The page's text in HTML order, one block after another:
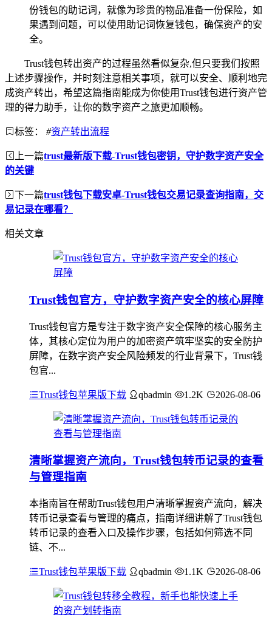
份钱包的助记词，就像为珍贵的物品准备一份保险，如
果遇到问题，可以使用助记词恢复钱包，确保资产的安
全。
Trust钱包转出资产的过程虽然看似复杂,但只要我们按照
上述步骤操作，并时刻注意相关事项，就可以安全、顺利地完
成资产转出，希望这篇指南能成为你使用Trust钱包进行资产管
理的得力助手，让你的数字资产之旅更加顺畅。
标签： #资产转出流程
上一篇trust最新版下载-Trust钱包密钥，守护数字资产安全
的关键
下一篇trust钱包下载安卓-Trust钱包交易记录查询指南，交
易记录在哪看？
相关文章
Trust钱包官方，守护数字资产安全的核心屏障
Trust钱包官方是专注于数字资产安全保障的核心服务主
体，其核心定位为用户的加密资产筑牢坚实的安全防护
屏障，在数字资产安全风险频发的行业背景下，Trust钱
包官...
Trust钱包苹果版下载 qbadmin 1.2K 2026-08-06
清晰掌握资产流向，Trust钱包转币记录的查看
与管理指南
本指南旨在帮助Trust钱包用户清晰掌握资产流向，解决
转币记录查看与管理的痛点，指南详细讲解了Trust钱包
转币记录的查看入口及操作步骤，包括如何筛选不同
链、不...
Trust钱包苹果版下载 qbadmin 1.1K 2026-08-06